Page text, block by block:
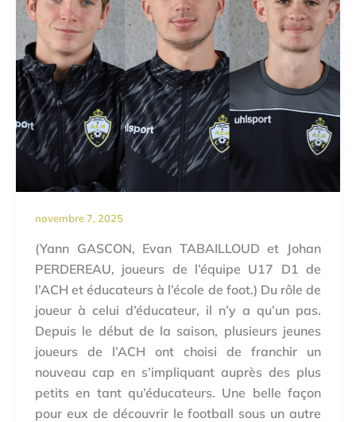
novembre 7, 2025
(Yann GASCON, Evan TABAILLOUD et Johan
PERDEREAU, joueurs de l’équipe U17 D1 de
l’ACH et éducateurs à l’école de foot.) Du rôle de
joueur à celui d’éducateur, il n’y a qu’un pas.
Depuis le début de la saison, plusieurs jeunes
joueurs de l’ACH ont choisi de franchir un
nouveau cap en s’impliquant auprès des plus
petits en tant qu’éducateurs. Une belle façon
pour eux de découvrir le football sous un autre